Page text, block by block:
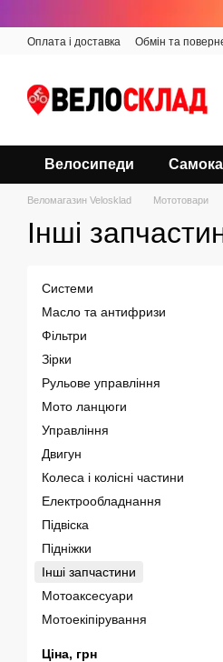
Оплата і доставка Обмін та
Велосипеди
Веломагазин Velosklad Мототовари
Інші
Системи
Масло та антифризи
Фільтри
Зірки
Рульове управління
Мото ланцюги
Управління
Двигун
Колеса і колісні частини
Електрообладнання
Підвіска
Підніжки
Інші запчастини
Мотоаксесуари
Мотоекіпірування
Ціна, грн